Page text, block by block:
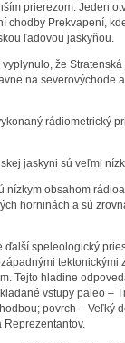
prierezom. Jeden
chodby Prekvapení,
ľadovou jaskyňou.
že
na severovýchode
rádiometrický
jaskyni sú veľmi
nízkym obsahom
horninách a sú
ďalší speleologický
tektonickými
Tejto hladine
vstupy paleo –
povrch – Veľký
Reprezentantov.